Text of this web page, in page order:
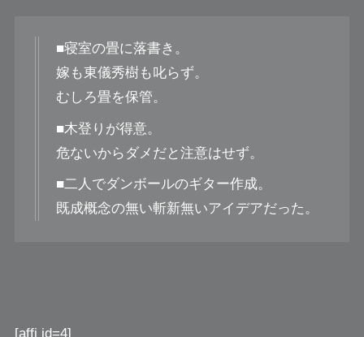
■寝室の畳に落書き。
嫁も東儀秀樹も叱らず。
むしろ畳を保管。
■木登りが得意。
危ないからダメだと注意はせず。
■二人でダンボールのギター作成。
既成概念の無い斬新無いアイデアだった。
[affi id=4]